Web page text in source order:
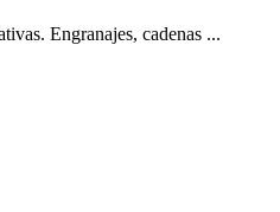
Engranajes, cadenas ...